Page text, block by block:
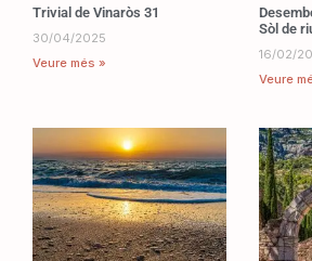
Trivial de Vinaròs 31
30/04/2025
Veure més »
Sòl de
16/02/
Veure